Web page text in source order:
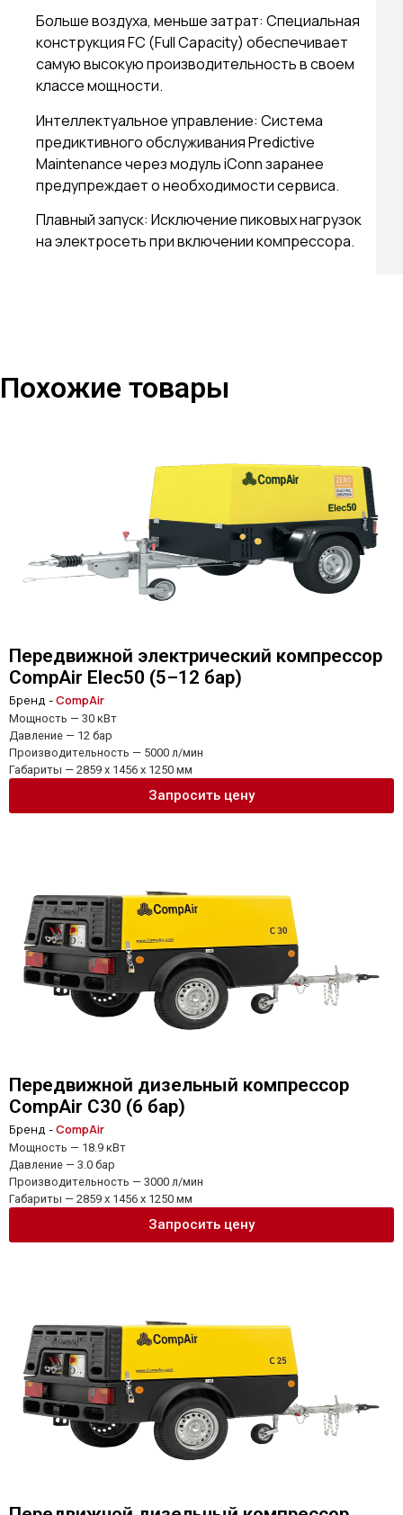
Больше воздуха, меньше затрат: Специальная
конструкция FC (Full Capacity) обеспечивает
самую высокую производительность в своем
классе мощности.
Интеллектуальное управление: Система
предиктивного обслуживания Predictive
Maintenance через модуль iConn заранее
предупреждает о необходимости сервиса.
Плавный запуск: Исключение пиковых нагрузок
на электросеть при включении компрессора.
Похожие товары
Передвижной электрический компрессор
CompAir Elec50 (5–12 бар)
Бренд -CompAir
Мощность — 30 кВт
Давление — 12 бар
Производительность — 5000 л/мин
Габариты — 2859 x 1456 x 1250 мм
Запросить цену
Передвижной дизельный компрессор
CompAir C30 (6 бар)
Бренд -CompAir
Мощность — 18.9 кВт
Давление — 3.0 бар
Производительность — 3000 л/мин
Габариты — 2859 x 1456 x 1250 мм
Запросить цену